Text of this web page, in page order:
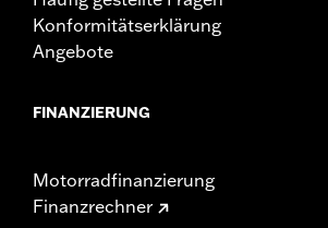
Konformitätserklärung
Angebote
FINANZIERUNG
Motorradfinanzierung
Finanzrechner